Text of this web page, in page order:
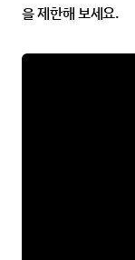
을 제한해 보세요.